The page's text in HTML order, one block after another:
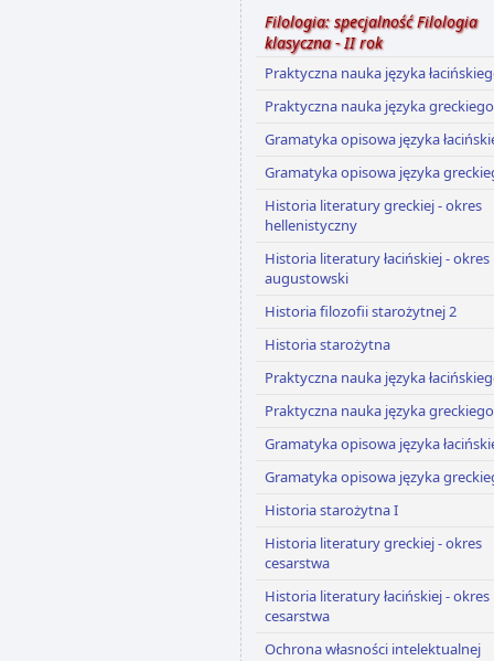
Filologia: specjalność Filologia
klasyczna - II rok
Praktyczna nauka języka
Praktyczna nauka języka greckiego
Gramatyka opisowa języka
Gramatyka opisowa języka
Historia literatury greckiej - okres
hellenistyczny
Historia literatury łacińskiej - okres
augustowski
Historia filozofii starożytnej 2
Historia starożytna
Praktyczna nauka języka
Praktyczna nauka języka greckiego
Gramatyka opisowa języka
Gramatyka opisowa języka
Historia starożytna I
Historia literatury greckiej - okres
cesarstwa
Historia literatury łacińskiej - okres
cesarstwa
Ochrona własności intelektualnej